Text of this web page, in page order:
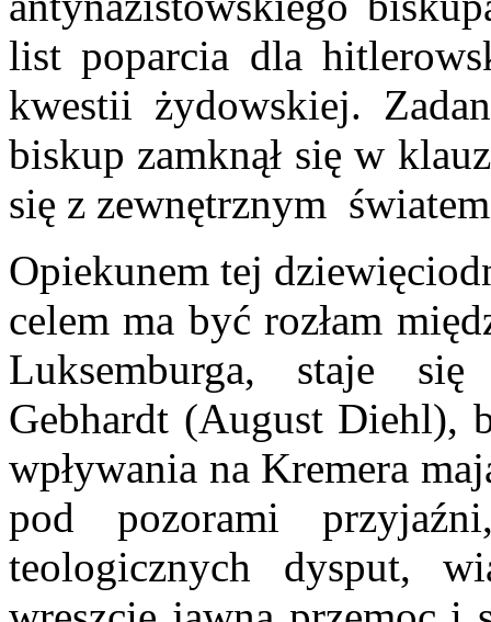
list poparcia dla
kwestii żydowskiej.
biskup zamknął się w
się z zewnętrznym
Opiekunem tej
celem ma być rozłam
Luksemburga, staje
Gebhardt (August Diehl),
wpływania na Kremera
pod pozorami
teologicznych dysput,